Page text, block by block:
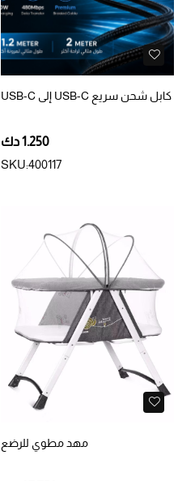
كابل شحن سريع USB-C إلى USB-C
1.250 دك
SKU:400117
مهد مطوي للرضع